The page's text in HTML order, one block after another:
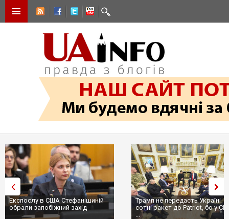
Експослу в США Стефанішиній
обрали запобіжний захід
Трамп не передасть Україні
сотні ракет до Patriot, бо у
...